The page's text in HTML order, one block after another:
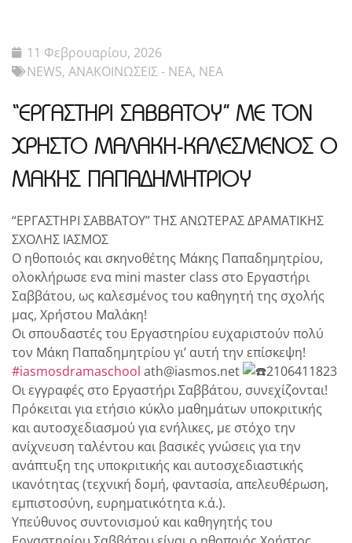
11 Φεβρουαρίου, 2026
NEWS, ΑΝΑΚΟΙΝΩΣΕΙΣ - ΝΕΑ, ΝΕΑ
“ΕΡΓΑΣΤΗΡΙ ΣΑΒΒΑΤΟΥ” ΜΕ ΤΟΝ
ΧΡΗΣΤΟ ΜΑΛΑΚΗ-ΚΑΛΕΣΜΕΝΟΣ Ο
ΜΑΚΗΣ ΠΑΠΑΔΗΜΗΤΡΙΟΥ
“ΕΡΓΑΣΤΗΡΙ ΣΑΒΒΑΤΟΥ” ΤΗΣ ΑΝΩΤΕΡΑΣ ΔΡΑΜΑΤΙΚΗΣ
ΣΧΟΛΗΣ ΙΑΣΜΟΣ
Ο ηθοποιός και σκηνοθέτης Μάκης Παπαδημητρίου,
ολοκλήρωσε ενα mini master class στο Εργαστήρι
Σαββάτου, ως καλεσμένος του καθηγητή της σχολής
μας, Χρήστου Μαλάκη!
Οι σπουδαστές του Εργαστηρίου ευχαριστούν πολύ
τον Μάκη Παπαδημητρίου γι’ αυτή την επίσκεψη!
#iasmosdramaschool ath@iasmos.net
2106411823
Οι εγγραφές στο Εργαστήρι Σαββάτου, συνεχίζονται!
Πρόκειται για ετήσιο κύκλο μαθημάτων υποκριτικής
και αυτοσχεδιασμού για ενήλικες, με στόχο την
ανίχνευση ταλέντου και βασικές γνώσεις για την
ανάπτυξη της υποκριτικής και αυτοσχεδιαστικής
ικανότητας (τεχνική δομή, φαντασία, απελευθέρωση,
εμπιστοσύνη, ευρηματικότητα κ.ά.).
Υπεύθυνος συντονισμού και καθηγητής του